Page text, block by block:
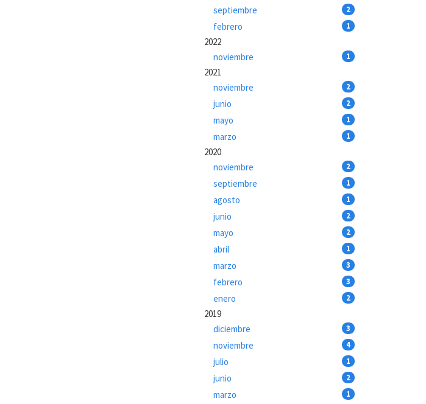
septiembre 2
febrero 1
2022
noviembre
1
2021
noviembre
2
junio 2
mayo 1
marzo 1
2020
noviembre
2
septiembre 1
agosto 1
junio 2
mayo 2
abril 1
marzo 3
febrero 3
enero 2
2019
diciembre
3
noviembre 4
julio 1
junio 2
marzo 1